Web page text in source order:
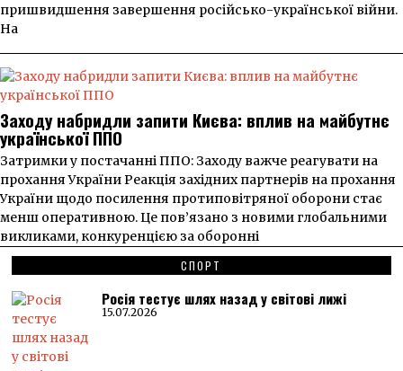
пришвидшення завершення російсько-української війни.
На
Заходу набридли запити Києва: вплив на майбутнє
української ППО
Затримки у постачанні ППО: Заходу важче реагувати на
прохання України Реакція західних партнерів на прохання
України щодо посилення протиповітряної оборони стає
менш оперативною. Це пов’язано з новими глобальними
викликами, конкуренцією за оборонні
СПОРТ
Росія тестує шлях назад у світові лижі
15.07.2026